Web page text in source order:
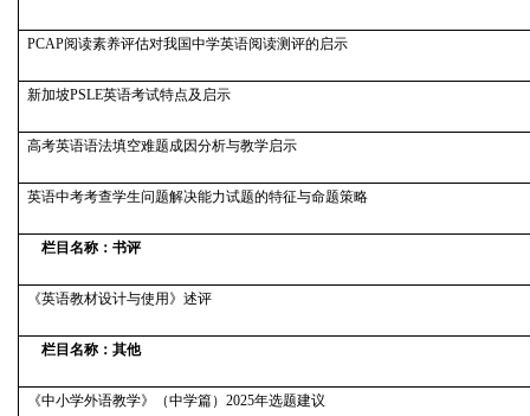
PCAP阅读素养评估对我国中学英语阅读测评的启示
新加坡PSLE英语考试特点及启示
高考英语语法填空难题成因分析与教学启示
英语中考考查学生问题解决能力试题的特征与命题策略
栏目名称：书评
《英语教材设计与使用》述评
栏目名称：其他
《中小学外语教学》（中学篇）2025年选题建议